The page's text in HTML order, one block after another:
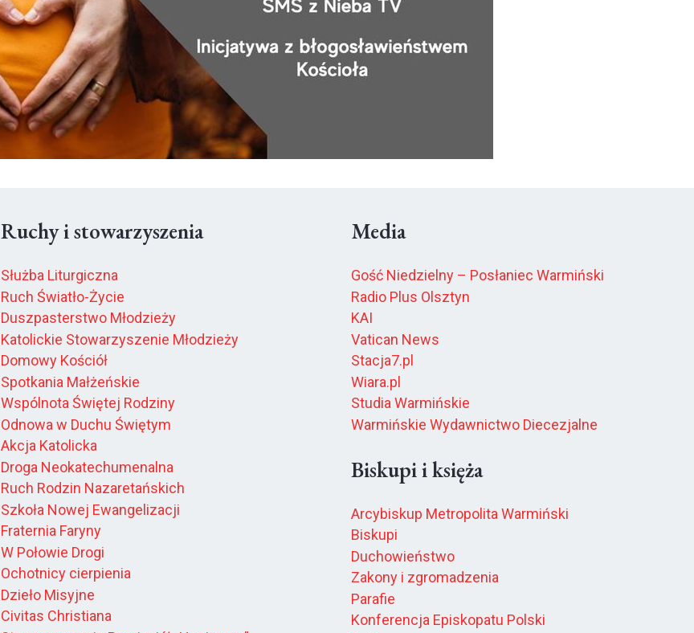
Ruchy i stowarzyszenia
Służba Liturgiczna
Ruch Światło-Życie
Duszpasterstwo Młodzieży
Katolickie Stowarzyszenie Młodzieży
Domowy Kościół
Spotkania Małżeńskie
Wspólnota Świętej Rodziny
Odnowa w Duchu Świętym
Akcja Katolicka
Droga Neokatechumenalna
Ruch Rodzin Nazaretańskich
Szkoła Nowej Ewangelizacji
Fraternia Faryny
W Połowie Drogi
Ochotnicy cierpienia
Dzieło Misyjne
Civitas Christiana
Media
Gość Niedzielny – Posłaniec Warmiński
Radio Plus Olsztyn
KAI
Vatican News
Stacja7.pl
Wiara.pl
Studia Warmińskie
Warmińskie Wydawnictwo Diecezjalne
Biskupi i księża
Arcybiskup Metropolita Warmiński
Biskupi
Duchowieństwo
Zakony i zgromadzenia
Parafie
Konferencja Episkopatu Polski